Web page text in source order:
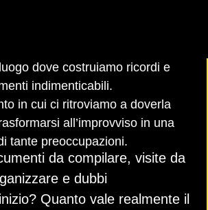
dove costruiamo ricordi e
indimenticabili.
in cui ci ritroviamo a doverla
all’improvviso in una
tante preoccupazioni.
da compilare, visite da
e dubbi
Quanto vale realmente il